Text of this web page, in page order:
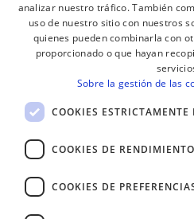
¡RECIBE NUESTROS BOLETINES!
analizar nuestro tráfico. También
uso de nuestro sitio con nuestros
quienes pueden combinarla con
proporcionado o que hayan
Sobre la gestión de las
COOKIES ESTRICTAMENTE
COOKIES DE RENDIMIENTO
COOKIES DE